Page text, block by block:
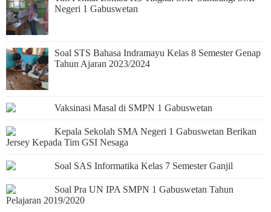
Negeri 1 Gabuswetan
Soal STS Bahasa Indramayu Kelas 8 Semester Genap
Tahun Ajaran 2023/2024
Vaksinasi Masal di SMPN 1 Gabuswetan
Kepala Sekolah SMA Negeri 1 Gabuswetan Berikan
Jersey Kepada Tim GSI Nesaga
Soal SAS Informatika Kelas 7 Semester Ganjil
Soal Pra UN IPA SMPN 1 Gabuswetan Tahun
Pelajaran 2019/2020